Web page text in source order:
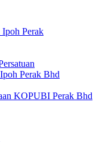
Ipoh Perak
Perak Bhd
KOPUBI Perak Bhd